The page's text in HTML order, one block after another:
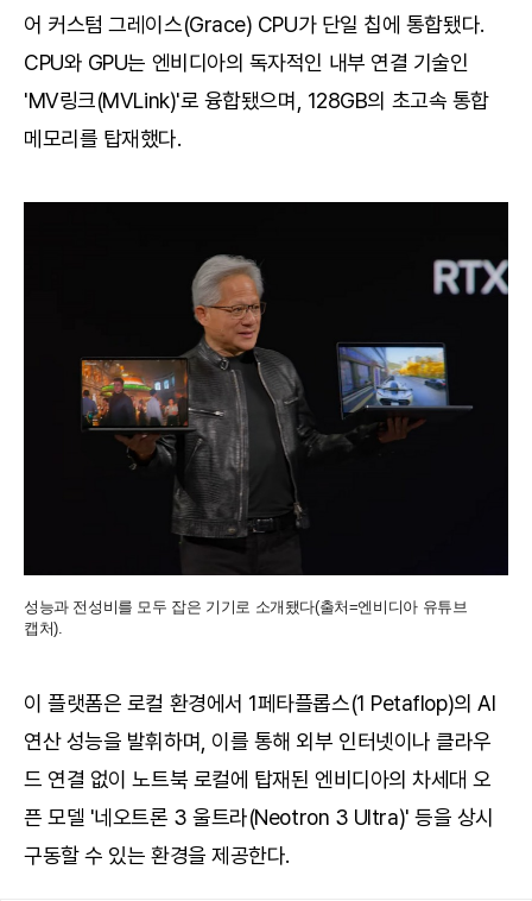
어 커스텀 그레이스(Grace) CPU가 단일 칩에 통합됐다.
CPU와 GPU는 엔비디아의 독자적인 내부 연결 기술인
'MV링크(MVLink)'로 융합됐으며, 128GB의 초고속 통합
메모리를 탑재했다.
성능과 전성비를 모두 잡은 기기로 소개됐다(출처=엔비디아 유튜브
캡처).
이 플랫폼은 로컬 환경에서 1페타플롭스(1 Petaflop)의 AI
연산 성능을 발휘하며, 이를 통해 외부 인터넷이나 클라우
드 연결 없이 노트북 로컬에 탑재된 엔비디아의 차세대 오
픈 모델 '네오트론 3 울트라(Neotron 3 Ultra)' 등을 상시
구동할 수 있는 환경을 제공한다.